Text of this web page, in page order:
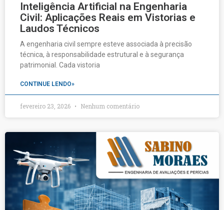
Inteligência Artificial na Engenharia
Civil: Aplicações Reais em Vistorias e
Laudos Técnicos
A engenharia civil sempre esteve associada à precisão
técnica, à responsabilidade estrutural e à segurança
patrimonial. Cada vistoria
CONTINUE LENDO»
fevereiro 23, 2026 Nenhum comentário